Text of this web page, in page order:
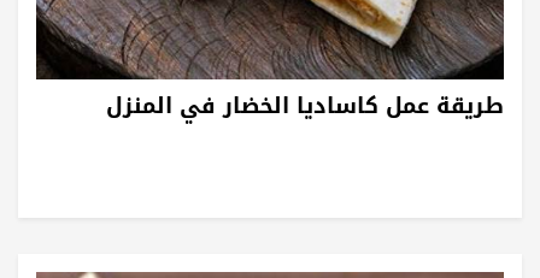
طريقة عمل كاساديا الخضار في المنزل